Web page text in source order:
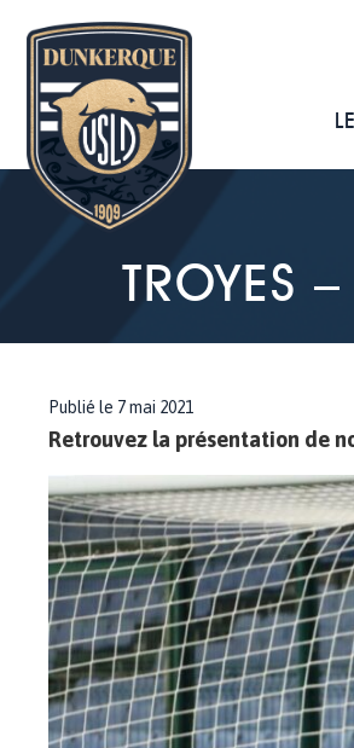
TROYES
Publié le 7 mai 2021
Retrouvez la présentation de